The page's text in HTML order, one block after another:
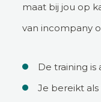
maat bij jou op
van incompany
De training
Je bereikt